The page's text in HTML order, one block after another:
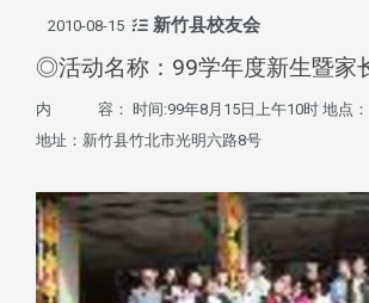
2010-08-15 新竹县校友会
◎活动名称：99学年度新生暨家
内 容： 时间:99年8月15日上午10时 地点：
地址：新竹县竹北市光明六路8号